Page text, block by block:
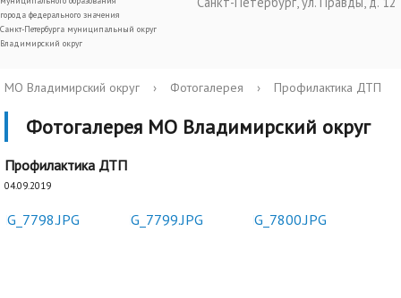
города федерального значения
Санкт-Петербурга муниципальный округ
Владимирский округ
МО Владимирский округ › Фотогалерея › Профилактика ДТП
Фотогалерея МО Владимирский округ
Профилактика ДТП
04.09.2019